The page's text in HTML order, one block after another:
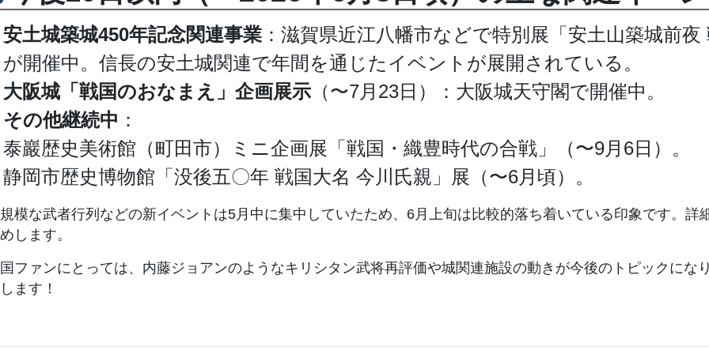
安土城築城450年記念関連事業 ：滋賀県近江八幡市などで特別展「安土山築城前
が開催中。信長の安土城関連で年間を通じたイベントが展開されている。
大阪城「戦国のおなまえ」企画展示 （〜7月23日）：大阪城天守閣で開催中。
その他継続中 ：
泰巖歴史美術館（町田市）ミニ企画展「戦国・織豊時代の合戦」（〜9月6日）。
静岡市歴史博物館「没後五〇年 戦国大名 今川氏親」展（〜6月頃）。
模な武者行列などの新イベントは5月中に集中していたため、6月上旬は比較的落ち着いている印象です。
します。
ファンにとっては、内藤ジョアンのようなキリシタン武将再評価や城関連施設の動きが今後のトピックにな
します！